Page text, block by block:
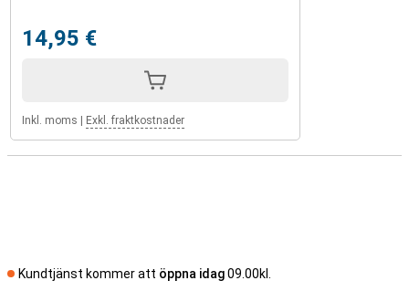
14,95 €
Inkl. moms Exkl. fraktkostnader
Kundtjänst kommer att öppna idag09.00kl.